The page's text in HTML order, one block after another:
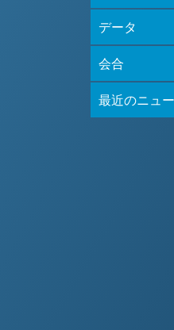
データ
会合
最近のニュ